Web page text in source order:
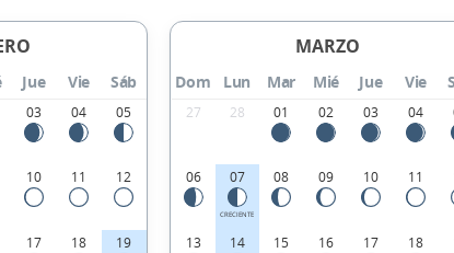
Jue Vie Sáb
03 04 05
10 11 12
17 18 19
MARZO
Dom Lun Mar Mié Jue Vie
27 28 01 02 03 04
06 07
CRECIENTE
08 09 10 11
13 14 15 16 17 18